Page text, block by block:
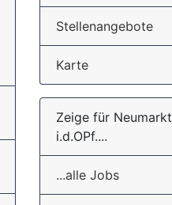
Stellenangebote
Karte
Zeige für Neumarkt
i.d.OPf....
...alle Jobs